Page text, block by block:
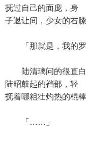
抚过自己的面庞，身
子退让间，少女的右
「那就是，我的罗
陆清璃问的很直白
陆昭鼓起的裆部，轻
抚着哪粗壮灼热的棍棒
「……」